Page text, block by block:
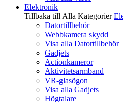
Elektronik
Tillbaka till Alla Kategorier
Datortillbehör
Webbkamera skydd
Visa alla Datortillbehör
Gadjets
Actionkameror
Aktivitetsarmband
VR-glasögon
Visa alla Gadjets
Högtalare